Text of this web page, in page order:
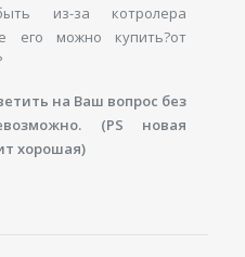
из-за котролера
его можно купить?от
на Ваш вопрос без
(PS новая
хорошая)